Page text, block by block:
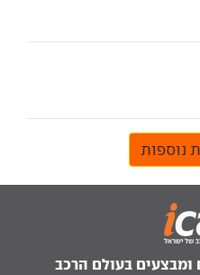
נוספות
ומבצעים בעולם הרכב